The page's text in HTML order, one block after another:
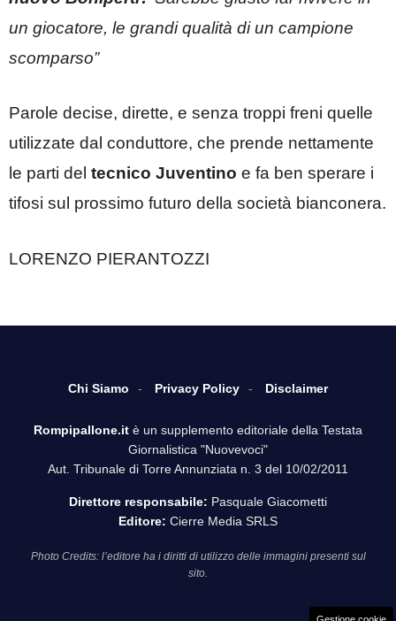
un giocatore, le grandi qualità di un campione
scomparso”
Parole decise, dirette, e senza troppi freni quelle
utilizzate dal conduttore, che prende nettamente
le parti del tecnico Juventino e fa ben sperare i
tifosi sul prossimo futuro della società bianconera.
LORENZO PIERANTOZZI
Chi Siamo Privacy Policy Disclaimer
Rompipallone.it è un supplemento editoriale della Testata
Giornalistica "Nuovevoci"
Aut. Tribunale di Torre Annunziata n. 3 del 10/02/2011
Direttore responsabile: Pasquale Giacometti
Editore: Cierre Media SRLS
Photo Credits: l’editore ha i diritti di utilizzo delle immagini presenti sul
sito.